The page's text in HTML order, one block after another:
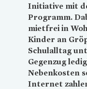
Initiative mit
Programm.
mietfrei in
Kinder an
Schulalltag
Gegenzug
Nebenkosten
Internet